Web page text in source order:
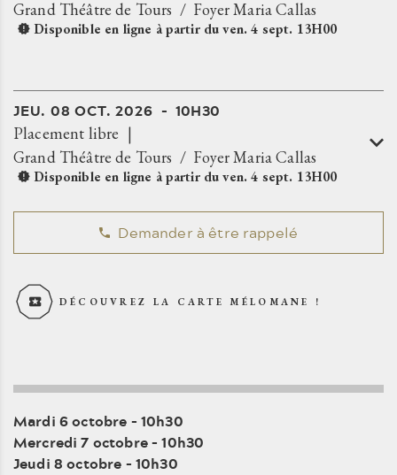
Grand Théâtre de Tours
Foyer Maria Callas
Disponible en ligne à partir duven. 4 sept. 13H00
JEU. 08 OCT. 2026 10H30
Placement libre
Grand Théâtre de Tours
Foyer Maria Callas
Disponible en ligne à partir duven. 4 sept. 13H00
Demander à être rappelé
DÉCOUVREZ LA CARTE MÉLOMANE !
Mardi 6 octobre – 10h30
Mercredi 7 octobre – 10h30
Jeudi 8 octobre – 10h30